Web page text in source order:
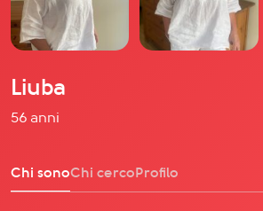
Liuba
56 anni
Chi sonoChi cercoProfilo